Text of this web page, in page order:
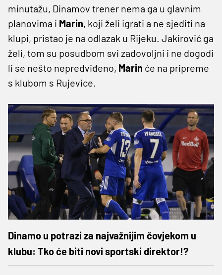
minutažu, Dinamov trener nema ga u glavnim
planovima i Marin, koji želi igrati a ne sjediti na
klupi, pristao je na odlazak u Rijeku. Jakirović ga
želi, tom su posudbom svi zadovoljni i ne dogodi
li se nešto nepredviđeno, Marin će na pripreme
s klubom s Rujevice.
Dinamo u potrazi za najvažnijim čovjekom u
klubu: Tko će biti novi sportski direktor!?